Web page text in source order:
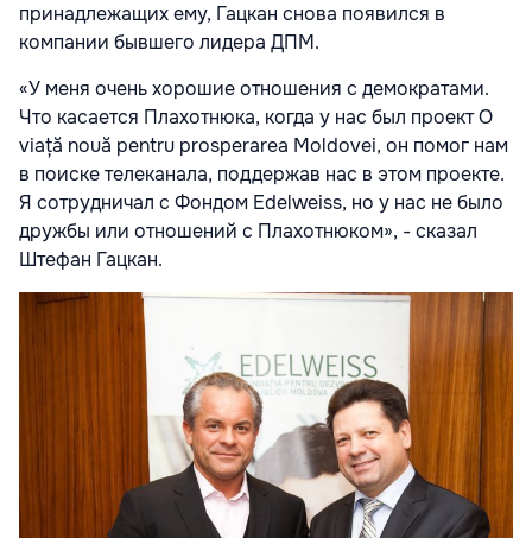
принадлежащих ему, Гацкан снова появился в
компании бывшего лидера ДПМ.
«У меня очень хорошие отношения с демократами.
Что касается Плахотнюка, когда у нас был проект O
viață nouă pentru prosperarea Moldovei, он помог нам
в поиске телеканала, поддержав нас в этом проекте.
Я сотрудничал с Фондом Edelweiss, но у нас не было
дружбы или отношений с Плахотнюком», - сказал
Штефан Гацкан.